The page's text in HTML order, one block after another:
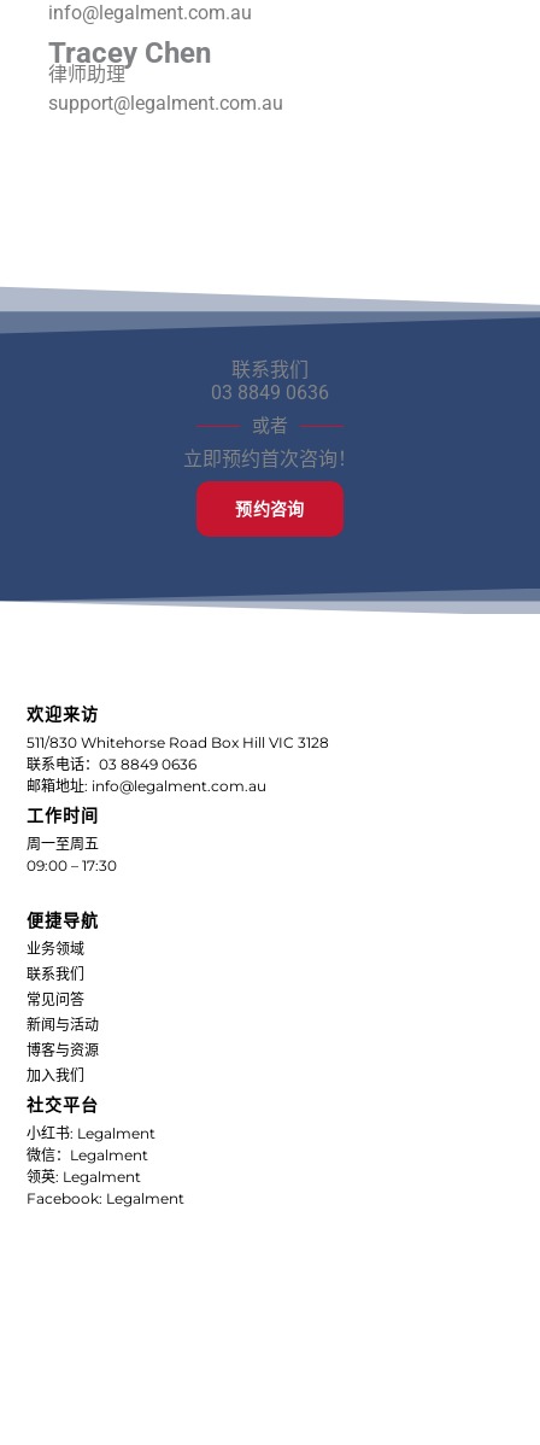
info@legalment.com.au
Tracey Chen
律师助理
support@legalment.com.au
联系我们
03 8849 0636
或者
立即预约首次咨询！
预约咨询
欢迎来访
511/830 Whitehorse Road Box Hill VIC 3128
联系电话：03 8849 0636
邮箱地址: info@legalment.com.au
工作时间
周一至周五
09:00 – 17:30
便捷导航
业务领域
联系我们
常见问答
新闻与活动
博客与资源
加入我们
社交平台
小红书: Legalment
微信：Legalment
领英: Legalment
Facebook: Legalment